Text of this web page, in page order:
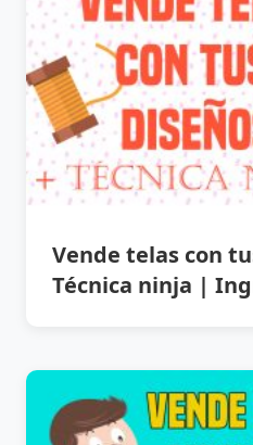
Vende telas con
Técnica ninja |